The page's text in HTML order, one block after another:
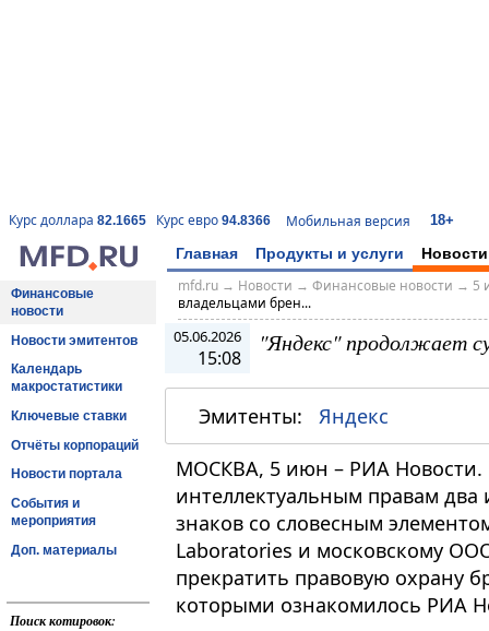
Курс доллара 82.1665 Курс евро 94.8366 Мобильная версия 18+
Главная Продукты и услуги Новости
Финансовые
новости
Новости эмитентов
Календарь
макростатистики
Ключевые ставки
Отчёты корпораций
Новости портала
События и
мероприятия
Доп. материалы
Поиск котировок:
mfd.ru→ Новости → Финансовые новости → 5
владельцами брен...
05.06.2026
15:08
"Яндекс" продолжает
Эмитенты: Яндекс
МОСКВА, 5 июн – РИА Новости.
интеллектуальным правам два
знаков со словесным
Laboratories и московскому
прекратить правовую охрану
которыми ознакомилось РИА